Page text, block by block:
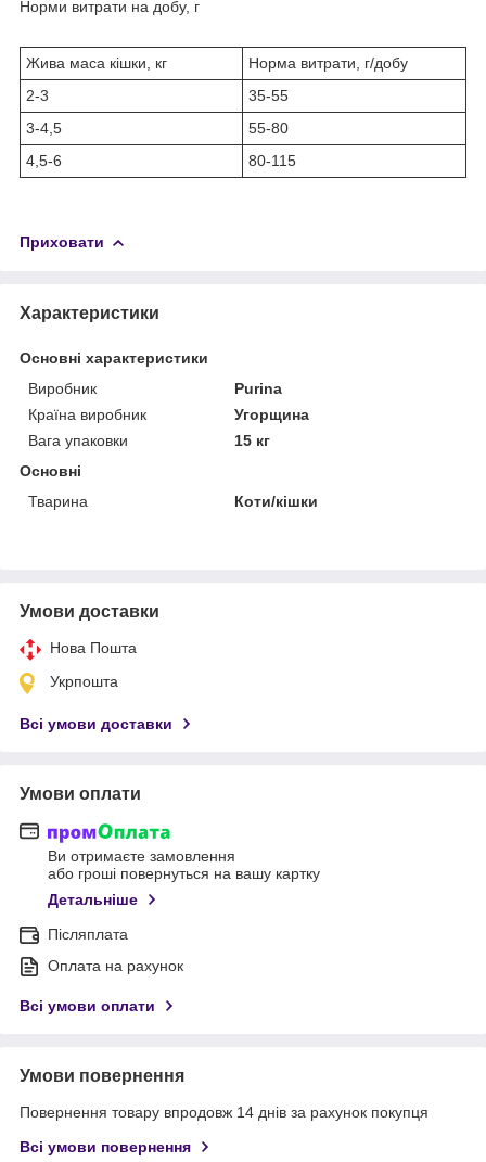
Норми витрати на добу, г
Жива маса кішки, кг
Норма витрати, г/добу
2-3
35-55
3-4,5
55-80
4,5-6
80-115
Приховати
Характеристики
Основні характеристики
Виробник
Purina
Країна виробник
Угорщина
Вага упаковки
15 кг
Основні
Тварина
Коти/кішки
Умови доставки
Нова Пошта
Укрпошта
Всі умови доставки
Умови оплати
Ви отримаєте замовлення
або гроші повернуться на вашу картку
Детальніше
Післяплата
Оплата на рахунок
Всі умови оплати
Умови повернення
Повернення товару впродовж 14 днів за рахунок покупця
Всі умови повернення